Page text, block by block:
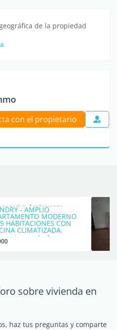
de la propiedad
con el propietario
Analamanga
- AMPLIO
MODERNO
HABITACIONES CON
CLIMATIZADA,
Y GENERADOR
A POCOS PASOS
pisos en alquiler
sobre vivienda en
haz tus preguntas y comparte